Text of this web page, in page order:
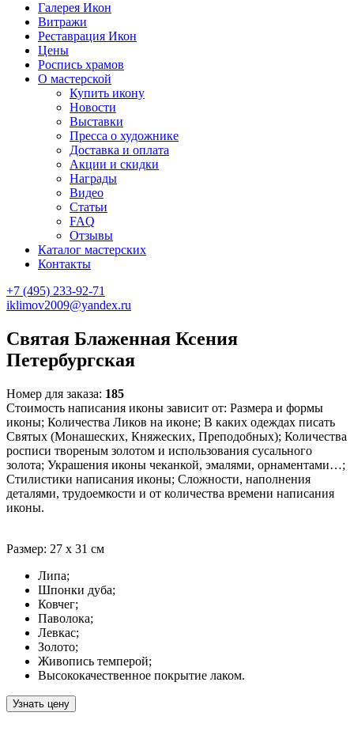
Галерея Икон
Витражи
Реставрация Икон
Цены
Роспись храмов
О мастерской
Купить икону
Новости
Выставки
Пресса о художнике
Доставка и оплата
Акции и скидки
Награды
Видео
Статьи
FAQ
Отзывы
Каталог мастерских
Контакты
+7 (495) 233-92-71
iklimov2009@yandex.ru
Святая Блаженная Ксения
Петербургская
Номер для заказа: 185
Стоимость написания иконы зависит от: Размера и формы
иконы; Количества Ликов на иконе; В каких одеждах писать
Святых (Монашеских, Княжеских, Преподобных); Количества
росписи твореным золотом и использования сусального
золота; Украшения иконы чеканкой, эмалями, орнаментами…;
Стилистики написания иконы; Сложности, наполнения
деталями, трудоемкости и от количества времени написания
иконы.
Размер: 27 х 31 см
Липа;
Шпонки дуба;
Ковчег;
Паволока;
Левкас;
Золото;
Живопись темперой;
Высококачественное покрытие лаком.
Узнать цену